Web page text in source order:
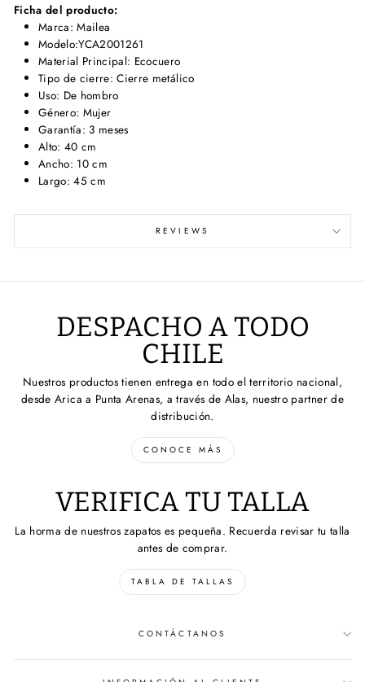
Ficha del producto:
Marca: Mailea
Modelo:YCA2001261
Material Principal: Ecocuero
Tipo de cierre: Cierre metálico
Uso: De hombro
Género: Mujer
Garantía: 3 meses
Alto: 40 cm
Ancho: 10 cm
Largo: 45 cm
REVIEWS
DESPACHO A TODO
CHILE
Nuestros productos tienen entrega en todo el territorio nacional,
desde Arica a Punta Arenas, a través de Alas, nuestro partner de
distribución.
CONOCE MÁS
VERIFICA TU TALLA
La horma de nuestros zapatos es pequeña. Recuerda revisar tu talla
antes de comprar.
TABLA DE TALLAS
CONTÁCTANOS